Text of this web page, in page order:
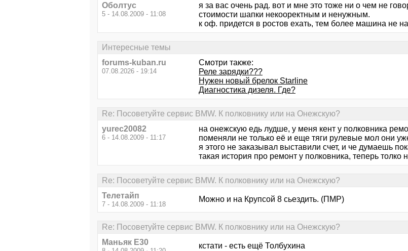
Оболтус
5 - 14.08.2009 - 11:08
я за вас очень рад. вот и мне это тоже ни о чем не
стоимости шапки некооректным и ненужным.
к оф. придется в ростов ехать, тем более машина не
Интересные темы
forums-kuban.ru
07.08.2026 - 19:14
Смотри также:
Реле зарядки???
Нужен новый брелок Starline
Диагностика дизеля. Где?
Re: Посоветуйте сервис BMW. К полковнику или на Онежскую?
yurec20082
6 - 14.08.2009 - 11:17
на онежскую едь лудше, у меня кент у полковника
поменяли не только её и еще тяги рулевые мол они
я этого не заказывал выставили счет, и че думаешь
такая история про ремонт у полковника, теперь толко
Re: Посоветуйте сервис BMW. К полковнику или на Онежскую?
Телетайп
7 - 14.08.2009 - 11:18
Можно и на Крупсой 8 сьездить. (ПМР)
Re: Посоветуйте сервис BMW. К полковнику или на Онежскую?
Маньяк E30
кстати - есть ещё Толбухина